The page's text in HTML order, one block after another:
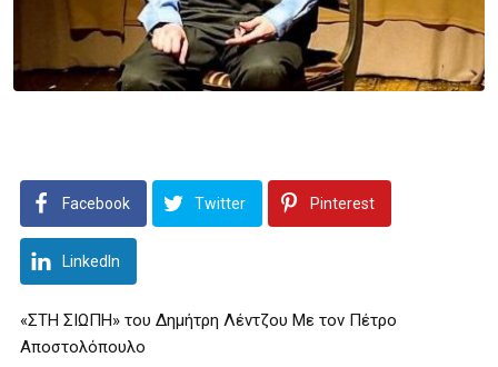
Facebook Twitter Pinterest
LinkedIn
«ΣΤΗ ΣΙΩΠΗ» του Δημήτρη Λέντζου Με τον Πέτρο
Αποστολόπουλο